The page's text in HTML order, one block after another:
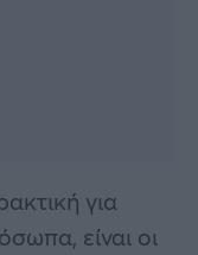
για
είναι οι